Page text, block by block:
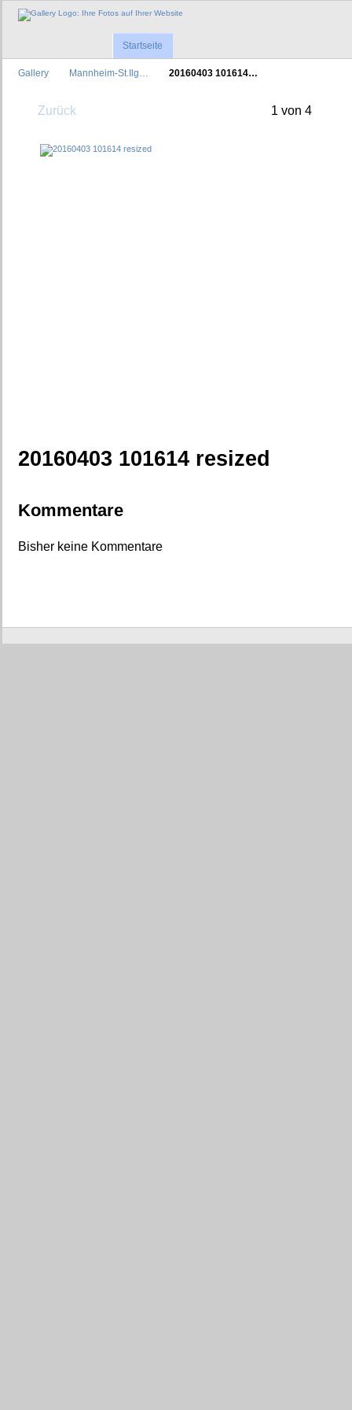
Startseite
Gallery Mannheim-St.Ilg… 20160403 101614…
Zurück 1 von 4
20160403 101614 resized
Kommentare
Bisher keine Kommentare